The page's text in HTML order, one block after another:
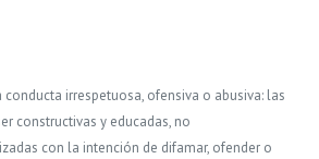
conducta irrespetuosa, ofensiva o abusiva: las
constructivas y educadas, no
con la intención de difamar, ofender o